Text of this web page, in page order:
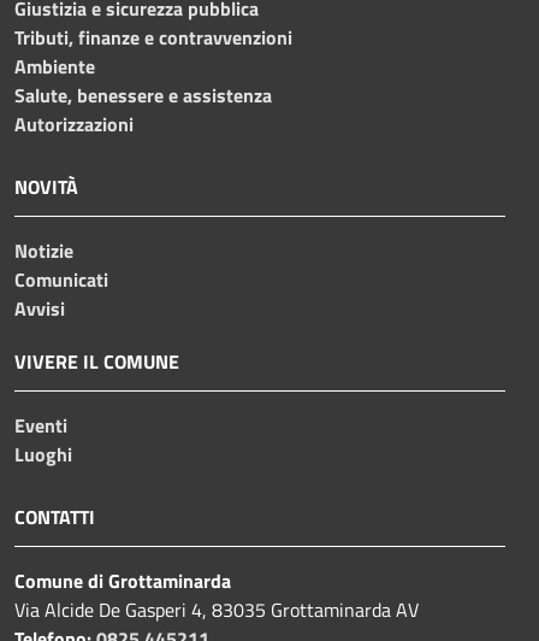
Giustizia e sicurezza pubblica
Tributi, finanze e contravvenzioni
Ambiente
Salute, benessere e assistenza
Autorizzazioni
NOVITÀ
Notizie
Comunicati
Avvisi
VIVERE IL COMUNE
Eventi
Luoghi
CONTATTI
Comune di Grottaminarda
Via Alcide De Gasperi 4, 83035 Grottaminarda AV